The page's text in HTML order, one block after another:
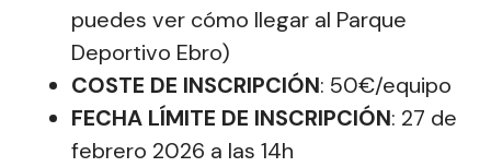
puedes ver cómo llegar al Parque
Deportivo Ebro)
COSTE DE INSCRIPCIÓN: 50€/equipo
FECHA LÍMITE DE INSCRIPCIÓN: 27 de
febrero 2026 a las 14h